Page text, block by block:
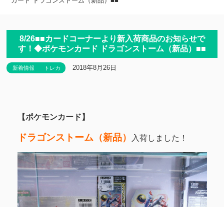
8/26■■カードコーナーより新入荷商品のお知らせで
す！◆ポケモンカード ドラゴンストーム（新品）■■
新着情報 トレカ 2018年8月26日
【ポケモンカード】
ドラゴンストーム（新品） 入荷しました！